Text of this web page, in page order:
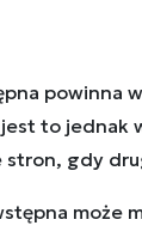
powinna
to
gdy
może